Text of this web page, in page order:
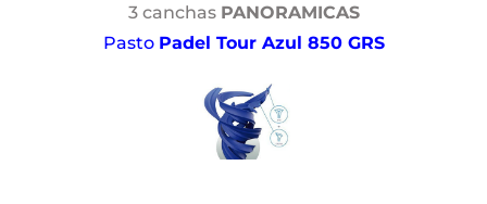
3 canchas PANORAMICAS
Pasto Padel Tour Azul 850 GRS